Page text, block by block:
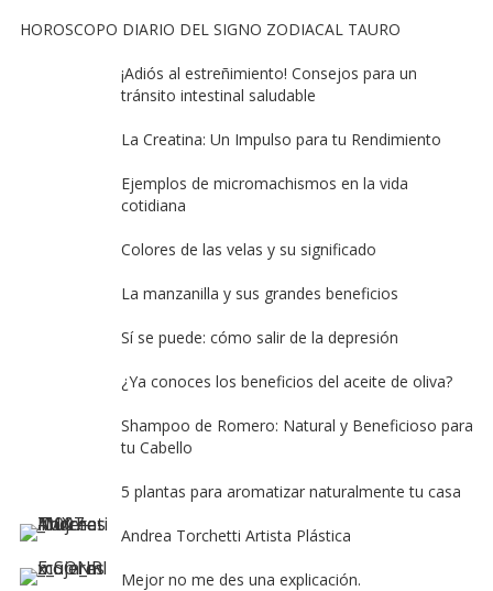
HOROSCOPO DIARIO DEL SIGNO ZODIACAL TAURO
¡Adiós al estreñimiento! Consejos para un
tránsito intestinal saludable
La Creatina: Un Impulso para tu Rendimiento
Ejemplos de micromachismos en la vida
cotidiana
Colores de las velas y su significado
La manzanilla y sus grandes beneficios
Sí se puede: cómo salir de la depresión
¿Ya conoces los beneficios del aceite de oliva?
Shampoo de Romero: Natural y Beneficioso para
tu Cabello
5 plantas para aromatizar naturalmente tu casa
Andrea Torchetti Artista Plástica
Mejor no me des una explicación.